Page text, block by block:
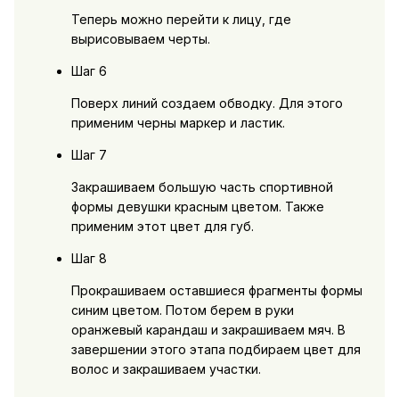
Теперь можно перейти к лицу, где
вырисовываем черты.
Шаг 6
Поверх линий создаем обводку. Для этого
применим черны маркер и ластик.
Шаг 7
Закрашиваем большую часть спортивной
формы девушки красным цветом. Также
применим этот цвет для губ.
Шаг 8
Прокрашиваем оставшиеся фрагменты формы
синим цветом. Потом берем в руки
оранжевый карандаш и закрашиваем мяч. В
завершении этого этапа подбираем цвет для
волос и закрашиваем участки.